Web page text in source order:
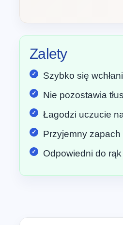
Zalety
Szybko się
Nie pozostawia
Łagodzi uczucie
Przyjemny zapach
Odpowiedni do rąk